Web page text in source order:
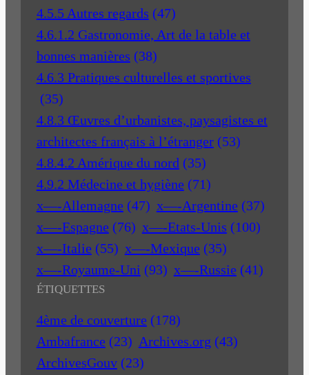
4.5.5 Autres regards (47)
4.6.1.2 Gastronomie, Art de la table et
bonnes manières (38)
4.6.3 Pratiques culturelles et sportives
(35)
4.8.3 Œuvres d’urbanistes, paysagistes et
architectes français à l’étranger (53)
4.8.4.2 Amérique du nord (35)
4.9.2 Médecine et hygiène (71)
x—-Allemagne (47) x—-Argentine (37)
x—-Espagne (76) x—-Etats-Unis (100)
x—-Italie (55) x—-Mexique (35)
x—-Royaume-Uni (93) x—-Russie (41)
ÉTIQUETTES
4ème de couverture (178)
Ambafrance (23) Archives.org (43)
ArchivesGouv (23)